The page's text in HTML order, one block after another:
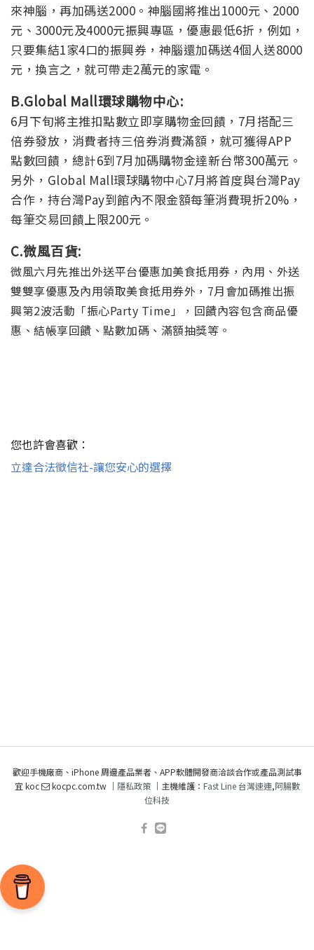
來神腦，再加碼送2000。神腦國將推出1000元、2000
元、3000元及4000元振興專區，優惠最低6折，例如，
只要集結1家4口的振興券，神腦還加碼送4個人送8000
元，換言之，就可帶走2萬元的家電。
B.Global Mall環球購物中心:
6月下旬將主推扣點數立即享購物金回饋，7月搭配三
倍券發放，消費者持三倍券消費滿額，就可獲得APP
點數回饋，總計6到7月加碼購物金達新台幣300萬元。
另外，Global Mall環球購物中心7月將首度與台灣Pay
合作，持台灣Pay到館內不限金額每筆消費現折20%，
每筆交易回饋上限200元。
C.微風百貨:
微風六月先推出外送平台優惠加美食抵用券，內用、外送
雙雙享優惠及內用領取美食抵用券外，7月會加碼推出振
興第2波活動「振心Party Time」，回饋內容包含商品優
惠、結帳享回饋、點數加碼、滿額抽獎等。
您也許會喜歡：
立達合法徵信社-讓您安心的選擇
歡迎手機廠商、iPhone 周邊產品業者、APP軟體開發商洽談合作或產品測試事
宜 koc
kocpc.com.tw ｜ 隱私政策｜主機維護： Fast Line 台灣速連,阿腸數
位科技